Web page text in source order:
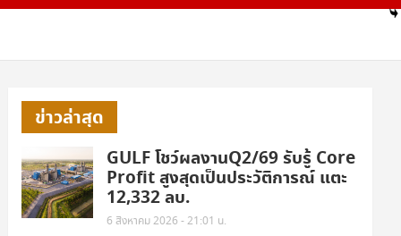
ข่าวล่าสุด
GULF โชว์ผลงานQ2/69 รับรู้ Core
Profit สูงสุดเป็นประวัติการณ์ แตะ
12,332 ลบ.
6 สิงหาคม 2026 - 21:01 น.